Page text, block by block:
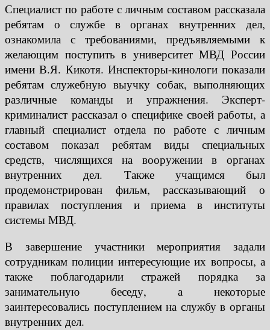
Специалист по работе с личным составом рассказала
ребятам о службе в органах внутренних дел,
ознакомила с требованиями, предъявляемыми к
желающим поступить в университет МВД России
имени В.Я. Кикотя. Инспекторы-кинологи показали
ребятам служебную выучку собак, выполняющих
различные команды и упражнения. Эксперт-
криминалист рассказал о специфике своей работы, а
главный специалист отдела по работе с личным
составом показал ребятам виды специальных
средств, числящихся на вооружении в органах
внутренних дел. Также учащимся был
продемонстрирован фильм, рассказывающий о
правилах поступления и приема в институты
системы МВД.
В завершение участники мероприятия задали
сотрудникам полиции интересующие их вопросы, а
также поблагодарили стражей порядка за
занимательную беседу, а некоторые
заинтересовались поступлением на службу в органы
внутренних дел.